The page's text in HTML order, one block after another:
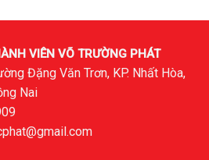
VIÊN VÕ TRƯỜNG PHÁT
Đặng Văn Trơn, KP. Nhất Hòa,
Nai